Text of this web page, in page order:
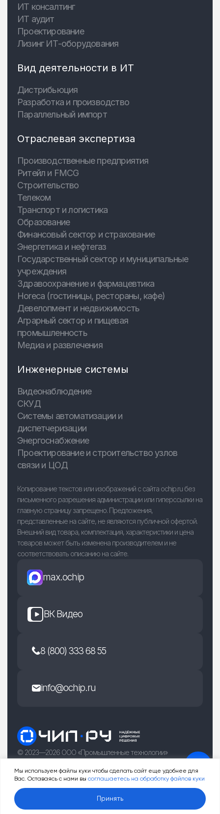
Мы используем файлы куки чтобы сделать сайт еще удобнее для
Вас. Оставаясь с нами вы соглашаетесь на обработку файлов куки
Принять
Услуги Товары Корзина Профиль Меню
ИТ консалтинг
ИТ аудит
Проектирование
Лизинг ИТ-оборудования
Вид деятельности в ИТ
Дистрибьюция
Разработка и производство
Параллельный импорт
Отраслевая экспертиза
Производственные предприятия
Ритейл и FMCG
Строительство
Телеком
Транспорт и логистика
Образование
Финансовый сектор и страхование
Энергетика и нефтегаз
Государственный сектор и муниципальные
учреждения
Здравоохранение и фармацевтика
Horeca (гостиницы, рестораны, кафе)
Девелопмент и недвижимость
Аграрный сектор и пищевая
промышленность
Медиа и развлечения
Инженерные системы
Видеонаблюдение
СКУД
Системы автоматизации и
диспетчеризации
Энергоснабжение
Проектирование и строительство узлов
связи и ЦОД
Копирование текстов или изображений с сайта ochip.ru без
письменного разрешения администрации или гиперссылки на
главную страницу запрещено. Предложения,
представленные на сайте, не являются публичной офертой.
Внешний вид товара, комплектация, характеристики и цена
товаров может быть изменена производителем и не
соответствовать описанию на сайте.
max.ochip
ВК Видео
8 (800) 333 68 55
info@ochip.ru
© 2023—2026 ООО «Промышленные технологии»